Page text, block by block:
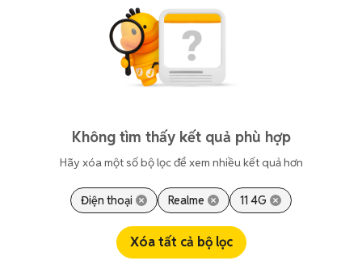
Không tìm thấy kết quả phù hợp
Hãy xóa một số bộ lọc để xem nhiều kết quả hơn
Điện thoại Realme 11 4G
Xóa tất cả bộ lọc